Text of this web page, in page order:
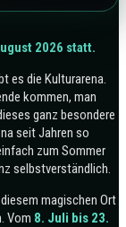
2026 statt.
es die Kulturarena.
kommen, man
ganz besondere
seit Jahren so
zum Sommer
selbstverständlich.
magischen Ort
Vom 8. Juli bis 23.